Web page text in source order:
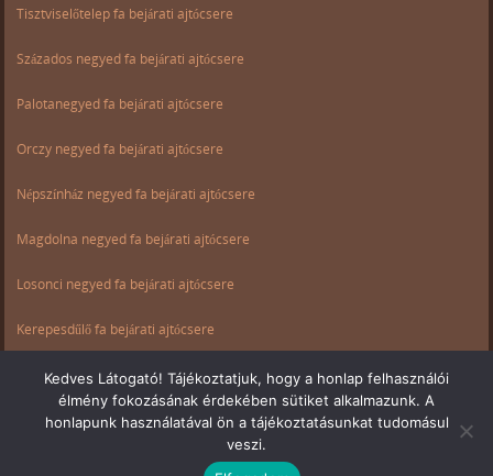
Tisztviselőtelep fa bejárati ajtócsere
Százados negyed fa bejárati ajtócsere
Palotanegyed fa bejárati ajtócsere
Orczy negyed fa bejárati ajtócsere
Népszínház negyed fa bejárati ajtócsere
Magdolna negyed fa bejárati ajtócsere
Losonci negyed fa bejárati ajtócsere
Kerepesdűlő fa bejárati ajtócsere
Ganz negyed fa bejárati ajtócsere
Csarnok negyed fa bejárati ajtócsere
Kedves Látogató! Tájékoztatjuk, hogy a honlap felhasználói
élmény fokozásának érdekében sütiket alkalmazunk. A
honlapunk használatával ön a tájékoztatásunkat tudomásul
veszi.